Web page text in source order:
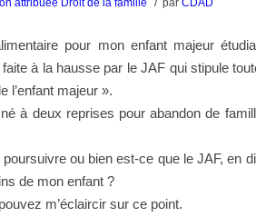
attribuée Droit de la famille par CDAD
pour mon enfant majeur
à la hausse par le JAF qui stipule
l’enfant majeur ».
à deux reprises pour abandon de
ou bien est-ce que le JAF, en
de mon enfant ?
m’éclaircir sur ce point.